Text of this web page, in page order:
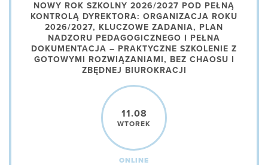
NOWY ROK SZKOLNY 2026/2027 POD PEŁNĄ
KONTROLĄ DYREKTORA: ORGANIZACJA ROKU
2026/2027, KLUCZOWE ZADANIA, PLAN
NADZORU PEDAGOGICZNEGO I PEŁNA
DOKUMENTACJA – PRAKTYCZNE SZKOLENIE Z
GOTOWYMI ROZWIĄZANIAMI, BEZ CHAOSU I
ZBĘDNEJ BIUROKRACJI
11.08
WTOREK
ONLINE